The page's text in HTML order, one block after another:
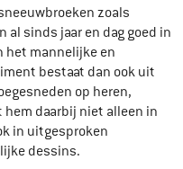
zoals
al sinds jaar en dag goed in
het mannelijke en
bestaat dan ook uit
op heren,
daarbij niet alleen in
in uitgesproken
dessins.